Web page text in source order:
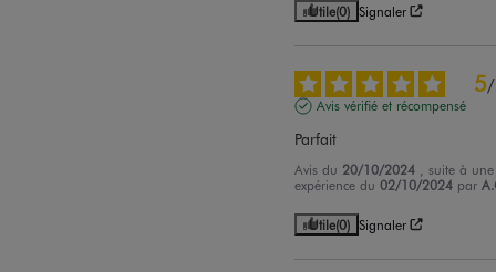
Utile(0) Signaler
5/
Avis vérifié et récompensé
Parfait
Avis du 20/10/2024
, suite à une
expérience du02/10/2024 par
Utile(0) Signaler